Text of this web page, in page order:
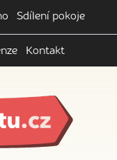
Sdílení pokoje
Kontakt